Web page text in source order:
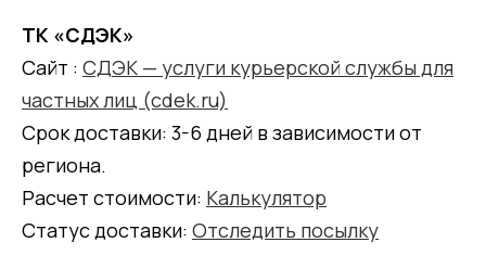
ТК «СДЭК»
Сайт : СДЭК — услуги курьерской службы для
частных лиц (cdek.ru)
Срок доставки: 3-6 дней в зависимости от
региона.
Расчет стоимости: Калькулятор
Статус доставки: Отследить посылку